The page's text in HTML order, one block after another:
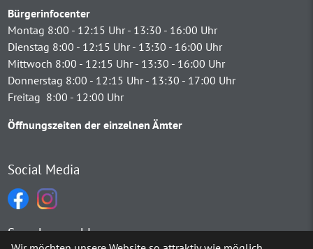
Bürgerinfocenter
Montag 8:00 - 12:15 Uhr - 13:30 - 16:00 Uhr
Dienstag 8:00 - 12:15 Uhr - 13:30 - 16:00 Uhr
Mittwoch 8:00 - 12:15 Uhr - 13:30 - 16:00 Uhr
Donnerstag 8:00 - 12:15 Uhr - 13:30 - 17:00 Uhr
Freitag 8:00 - 12:00 Uhr
Öffnungszeiten der einzelnen Ämter
Social Media
Sprachauswahl